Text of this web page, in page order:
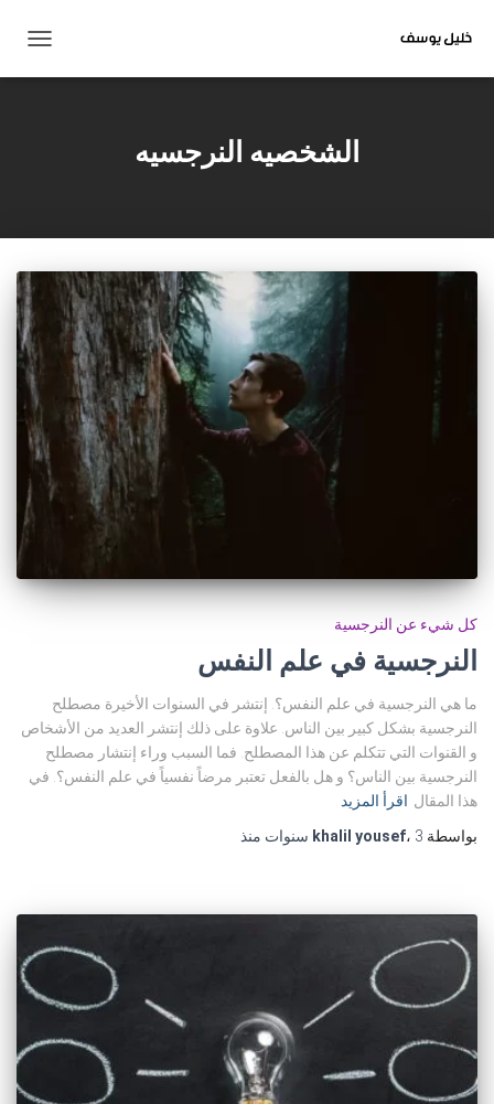
التنقل
الشخصيه النرجسيه
كل شيء عن النرجسية
النرجسية في علم النفس
ما هي النرجسية في علم النفس؟. إنتشر في السنوات الأخيرة مصطلح
النرجسية بشكل كبير بين الناس. علاوة على ذلك إنتشر العديد من الأشخاص
و القنوات التي تتكلم عن هذا المصطلح. فما السبب وراء إنتشار مصطلح
النرجسية بين الناس؟ و هل بالفعل تعتبر مرضاً نفسياً في علم النفس؟. في
هذا المقال اقرأ المزيد
بواسطة
khalil yousef، 3 سنوات منذ